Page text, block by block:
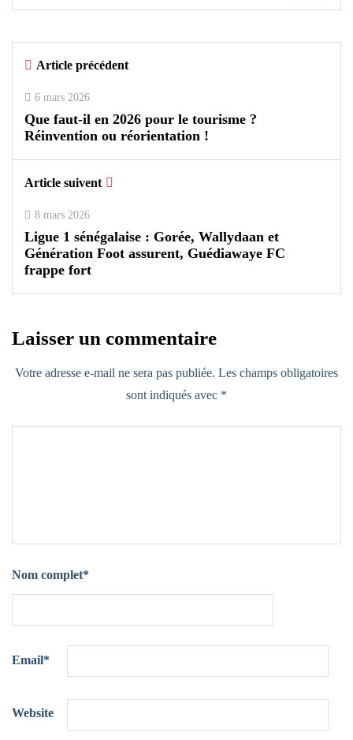
Article précédent
6 mars 2026
Que faut-il en 2026 pour le tourisme ?
Réinvention ou réorientation !
Article suivent
8 mars 2026
Ligue 1 sénégalaise : Gorée, Wallydaan et
Génération Foot assurent, Guédiawaye FC
frappe fort
Laisser un commentaire
Votre adresse e-mail ne sera pas publiée. Les champs obligatoires
sont indiqués avec *
Nom complet*
Email*
Website